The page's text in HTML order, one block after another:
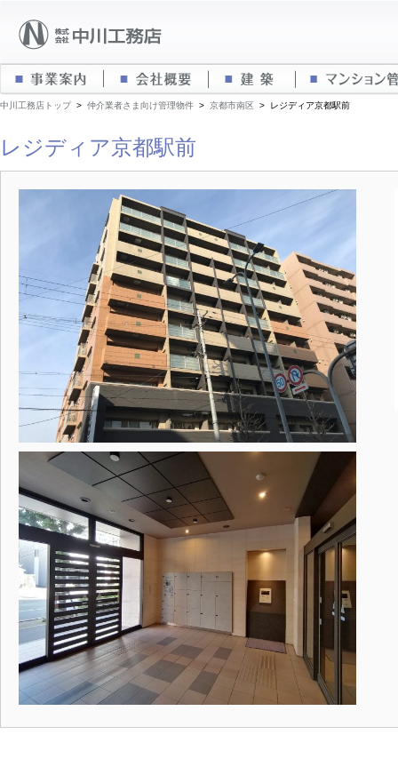
事業案内 会社概要
中川工務店トップ > 仲介業者さま向け管理物件 > 京都市南区 > レジディア京都駅前
レジディア京都駅前